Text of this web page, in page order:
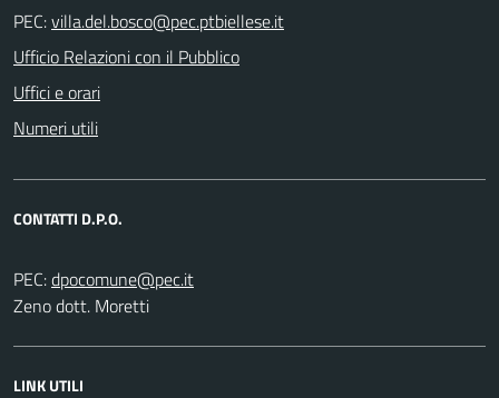
PEC:
Ufficio Relazioni con il Pubblico
Uffici e orari
Numeri utili
CONTATTI D.P.O.
PEC:
Zeno dott. Moretti
LINK UTILI